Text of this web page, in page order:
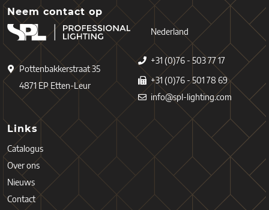
Neem contact op
Pottenbakkerstraat 35
4871 EP Etten-Leur
Nederland
+31 (0)76 - 503 77 17
+31 (0)76 - 501 78 69
info@spl-lighting.com
Links
Catalogus
Over ons
Nieuws
Contact